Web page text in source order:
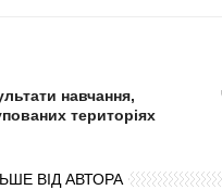
навчання,
територіях
ВІД АВТОРА